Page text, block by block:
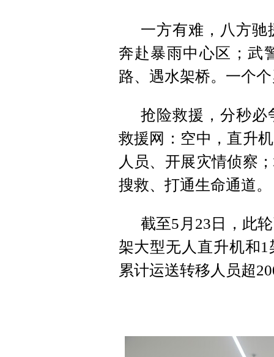
一方有难，八方
奔赴暴雨中心区；武
路、遇水架桥。一个
抢险救援，分秒必
救援网：空中，直升
人员、开展灾情侦察
搜救、打通生命通道。
截至5月23日，此
架大型无人直升机和
累计运送转移人员超